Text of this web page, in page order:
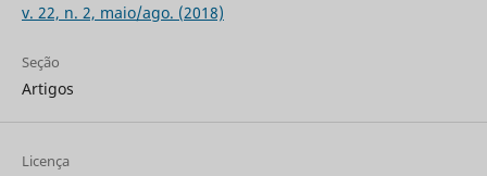
v. 22, n. 2, maio/ago. (2018)
Seção
Artigos
Licença